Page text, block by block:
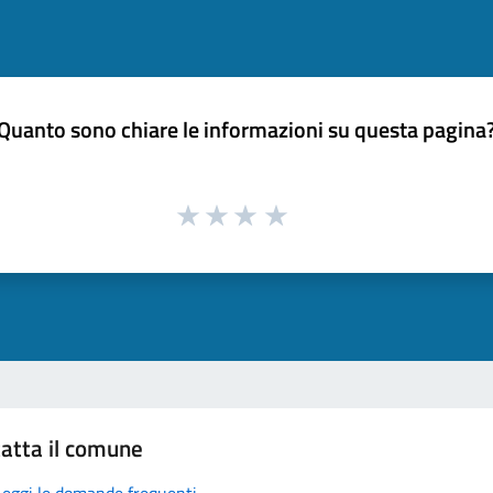
sono chiare le informazioni su questa
il comune